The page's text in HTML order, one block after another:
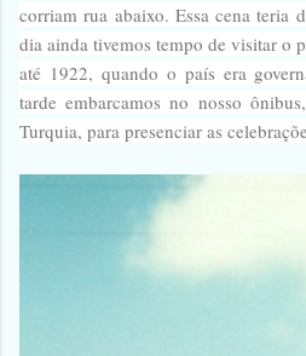
corriam rua abaixo. Essa cena teria
dia ainda tivemos tempo de visitar o
até 1922, quando o país era
tarde embarcamos no nosso
Turquia, para presenciar as